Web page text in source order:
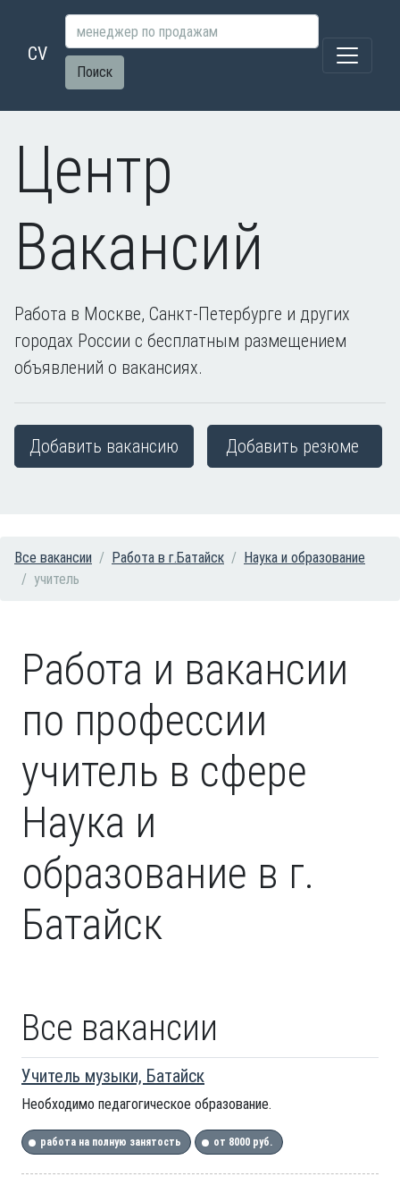
CV
Поиск
Центр
Вакансий
Работа в Москве, Санкт-Петербурге и других
городах России с бесплатным размещением
объявлений о вакансиях.
Добавить вакансию Добавить резюме
Все вакансии Работа в г.Батайск
Наука и образование
учитель
Работа и вакансии
по профессии
учитель в сфере
Наука и
образование в г.
Батайск
Все вакансии
Учитель музыки, Батайск
Необходимо педагогическое образование.
работа на полную занятость от 8000 руб.